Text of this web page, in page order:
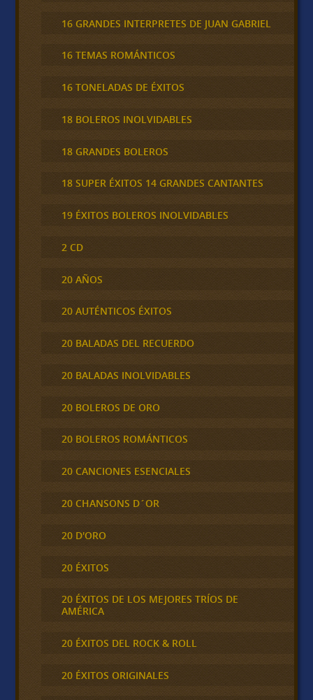
16 GRANDES INTERPRETES DE JUAN GABRIEL
16 TEMAS ROMÁNTICOS
16 TONELADAS DE ÉXITOS
18 BOLEROS INOLVIDABLES
18 GRANDES BOLEROS
18 SUPER ÉXITOS 14 GRANDES CANTANTES
19 ÉXITOS BOLEROS INOLVIDABLES
2 CD
20 AÑOS
20 AUTÉNTICOS ÉXITOS
20 BALADAS DEL RECUERDO
20 BALADAS INOLVIDABLES
20 BOLEROS DE ORO
20 BOLEROS ROMÁNTICOS
20 CANCIONES ESENCIALES
20 CHANSONS D´OR
20 D'ORO
20 ÉXITOS
20 ÉXITOS DE LOS MEJORES TRÍOS DE
AMÉRICA
20 ÉXITOS DEL ROCK & ROLL
20 ÉXITOS ORIGINALES